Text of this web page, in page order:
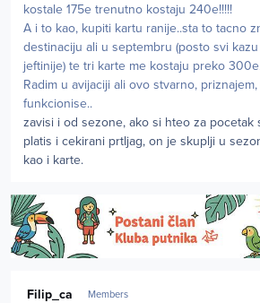
kostale 175e trenutno kostaju 240e!!!!!
A i to kao, kupiti kartu ranije..sta to tacno
destinaciju ali u septembru (posto svi
jeftinije) te tri karte me kostaju preko
Radim u avijaciji ali ovo stvarno,
funkcionise..
zavisi i od sezone, ako si hteo za pocetak
platis i cekirani prtljag, on je skuplji u
kao i karte.
Filip_ca Members